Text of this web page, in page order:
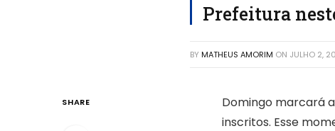
Prefeitura
BY MATHEUS AMORIM ON JULHO 2,
SHARE
Domingo marcará
inscritos. Esse